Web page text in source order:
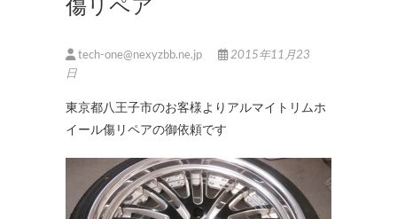
tech-one@nexyzbb.ne.jp
2015年11月23
日
東京都八王子市のお客様よりアルマイトリムホ
イール傷リペアの御依頼です